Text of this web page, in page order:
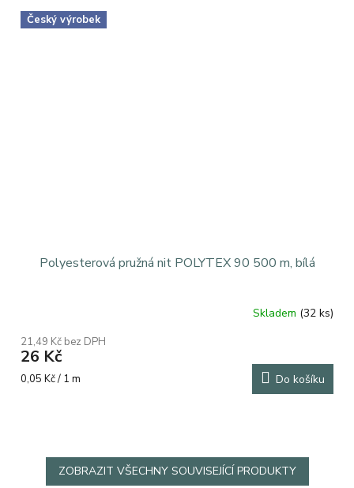
Český výrobek
Polyesterová pružná nit POLYTEX 90 500 m, bílá
produktu
je
5,0
Skladem (32 ks)
21,49 Kč bez DPH
26 Kč
Měrná
0,05 Kč / 1 m Do košíku
ZOBRAZIT VŠECHNY SOUVISEJÍCÍ PRODUKTY